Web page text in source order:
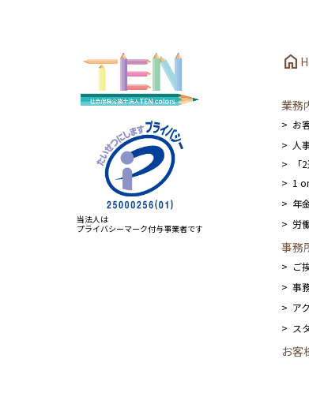
当法人は
プライバシーマーク付与事業者です
home
業務
お
人
1
年
労
事務
ご
事
ア
ス
お客